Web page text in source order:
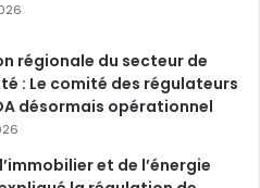
régionale du secteur de
: Le comité des régulateurs
désormais opérationnel
et de l’énergie